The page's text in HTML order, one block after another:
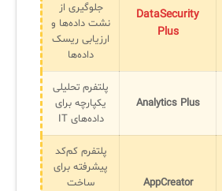
DataSecurity
Plus
جلوگیری از
نشت داده‌ها و
ارزیابی ریسک
داده‌ها
Analytics Plus
پلتفرم تحلیلی
یکپارچه برای
داده‌های IT
AppCreator
پلتفرم کم‌کد
پیشرفته برای
ساخت